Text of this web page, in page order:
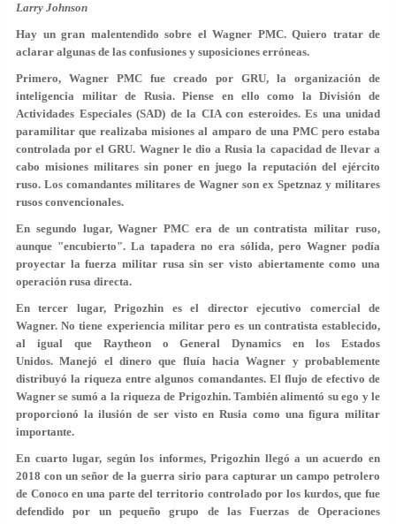
Larry Johnson
Hay un gran malentendido sobre el Wagner PMC. Quiero tratar de
aclarar algunas de las confusiones y suposiciones erróneas.
Primero, Wagner PMC fue creado por GRU, la organización de
inteligencia militar de Rusia. Piense en ello como la División de
Actividades Especiales (SAD) de la CIA con esteroides. Es una unidad
paramilitar que realizaba misiones al amparo de una PMC pero estaba
controlada por el GRU. Wagner le dio a Rusia la capacidad de llevar a
cabo misiones militares sin poner en juego la reputación del ejército
ruso. Los comandantes militares de Wagner son ex Spetznaz y militares
rusos convencionales.
En segundo lugar, Wagner PMC era de un contratista militar ruso,
aunque "encubierto". La tapadera no era sólida, pero Wagner podía
proyectar la fuerza militar rusa sin ser visto abiertamente como una
operación rusa directa.
En tercer lugar, Prigozhin es el director ejecutivo comercial de
Wagner. No tiene experiencia militar pero es un contratista establecido,
al igual que Raytheon o General Dynamics en los Estados
Unidos. Manejó el dinero que fluía hacia Wagner y probablemente
distribuyó la riqueza entre algunos comandantes. El flujo de efectivo de
Wagner se sumó a la riqueza de Prigozhin. También alimentó su ego y le
proporcionó la ilusión de ser visto en Rusia como una figura militar
importante.
En cuarto lugar, según los informes, Prigozhin llegó a un acuerdo en
2018 con un señor de la guerra sirio para capturar un campo petrolero
de Conoco en una parte del territorio controlado por los kurdos, que fue
defendido por un pequeño grupo de las Fuerzas de Operaciones